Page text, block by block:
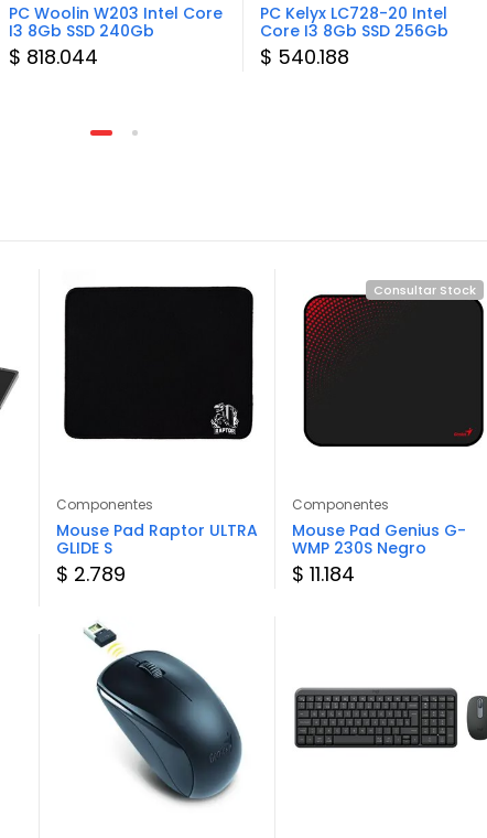
PC Woolin W203 Intel Core
I3 8Gb SSD 240Gb
$ 818.044
PC Kelyx LC728-20 Intel
Core I3 8Gb SSD 256Gb
$ 540.188
Componentes
Mouse Pad Raptor ULTRA
GLIDE S
$ 2.789
Consultar Stock
Componentes
Mouse Pad Genius G-
WMP 230S Negro
$ 11.184